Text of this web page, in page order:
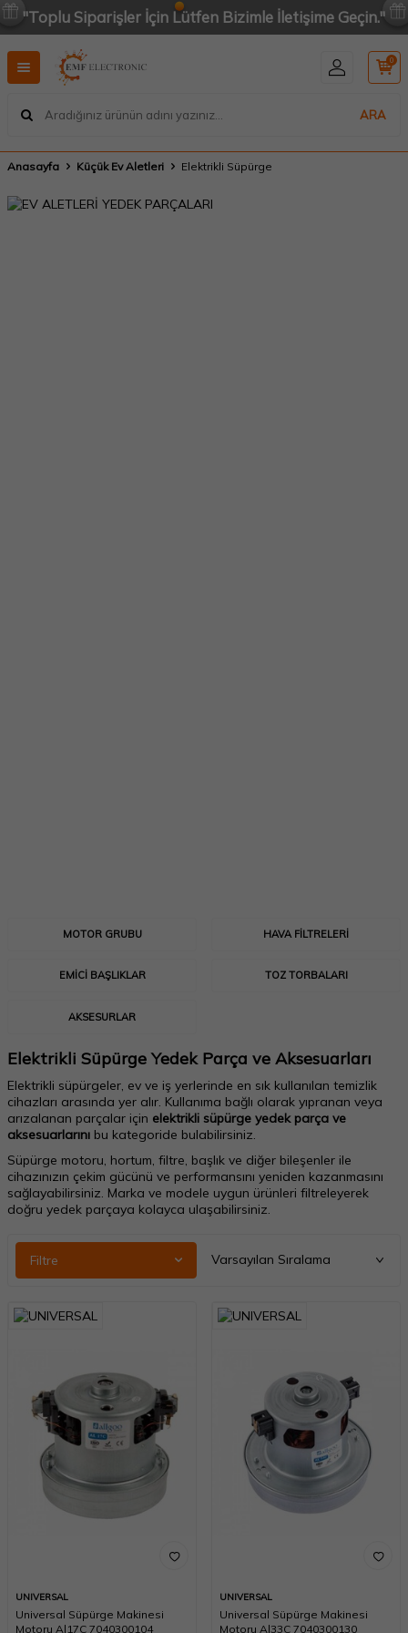
"Toplu Siparişler İçin Lütfen Bizimle İletişime Geçin."
ARA
0
Anasayfa Küçük Ev Aletleri Elektrikli Süpürge
MOTOR GRUBU HAVA FILTRELERI
EMICI BAŞLIKLAR TOZ TORBALARI
AKSESURLAR
Elektrikli Süpürge Yedek Parça ve Aksesuarları
Elektrikli süpürgeler, ev ve iş yerlerinde en sık kullanılan temizlik
cihazları arasında yer alır. Kullanıma bağlı olarak yıpranan veya
arızalanan parçalar için elektrikli süpürge yedek parça ve
aksesuarlarını bu kategoride bulabilirsiniz.
Süpürge motoru, hortum, filtre, başlık ve diğer bileşenler ile
cihazınızın çekim gücünü ve performansını yeniden kazanmasını
sağlayabilirsiniz. Marka ve modele uygun ürünleri filtreleyerek
doğru yedek parçaya kolayca ulaşabilirsiniz.
Filtre
UNIVERSAL
Universal Süpürge Makinesi
Motoru Al17C 7040300104
UNIVERSAL
Universal Süpürge Makinesi
Motoru Al33C 7040300130